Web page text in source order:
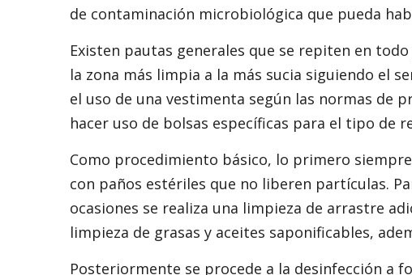
de contaminación microbiológica que pueda
Existen pautas generales que se repiten en
la zona más limpia a la más sucia siguiendo el
el uso de una vestimenta según las normas de
hacer uso de bolsas específicas para el tipo de
Como procedimiento básico, lo primero
con paños estériles que no liberen partículas.
ocasiones se realiza una limpieza de arrastre
limpieza de grasas y aceites saponificables,
Posteriormente se procede a la desinfección a